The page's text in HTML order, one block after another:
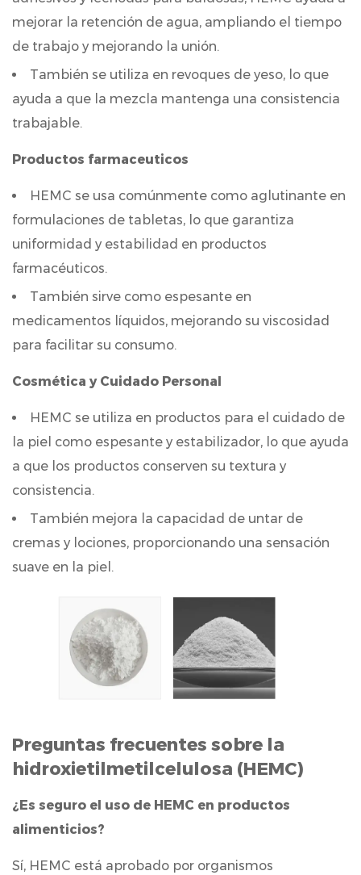
en
todo
tipo
cosméticos?
4.3
¿Cuál
la
diferencia
entre
HEMC
otros
derivados
de
celulosa?
¿Cómo
se
utiliza
HEMC
la
industria
de
construcción?
mejorar la retención de agua, ampliando el tiempo
de trabajo y mejorando la unión.
También se utiliza en revoques de yeso, lo que
ayuda a que la mezcla mantenga una consistencia
trabajable.
Productos farmaceuticos
HEMC se usa comúnmente como aglutinante en
formulaciones de tabletas, lo que garantiza
uniformidad y estabilidad en productos
farmacéuticos.
También sirve como espesante en
medicamentos líquidos, mejorando su viscosidad
para facilitar su consumo.
Cosmética y Cuidado Personal
HEMC se utiliza en productos para el cuidado de
la piel como espesante y estabilizador, lo que ayuda
a que los productos conserven su textura y
consistencia.
También mejora la capacidad de untar de
cremas y lociones, proporcionando una sensación
suave en la piel.
Preguntas frecuentes sobre la
hidroxietilmetilcelulosa (HEMC)
¿Es seguro el uso de HEMC en productos
alimenticios?
Sí, HEMC está aprobado por organismos